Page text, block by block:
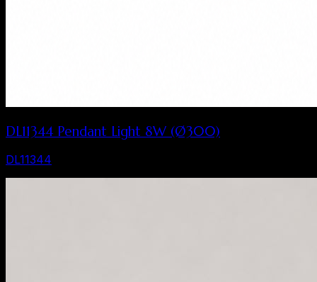
DL11344 Pendant Light 8W (Ø300)
DL11344